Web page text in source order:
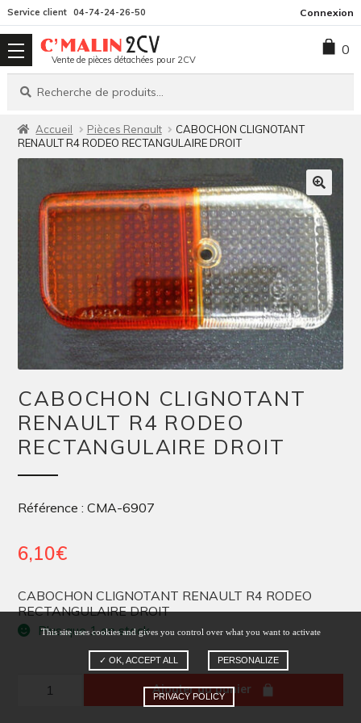
la
navigation
contenu
Service client 04-74-24-26-50 Connexion
Vente de pièces détachées pour 2CV
Recherche
Recherche
0
Accueil Pièces Renault
CABOCHON CLIGNOTANT
RENAULT R4 RODEO RECTANGULAIRE DROIT
CABOCHON CLIGNOTANT
RENAULT R4 RODEO
RECTANGULAIRE DROIT
Référence : CMA-6907
6,10€
CABOCHON CLIGNOTANT RENAULT R4 RODEO
RECTANGULAIRE DROIT
Plus que 1 en stock
quantité
Ajouter au panier
This site uses cookies and gives you control over what you want to activate
✓ OK, ACCEPT ALL PERSONALIZE
PRIVACY POLICY